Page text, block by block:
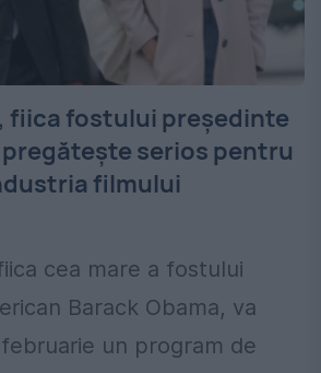
fiica fostului președinte
serios pentru
filmului
cea mare a fostului
Barack Obama, va
un program de